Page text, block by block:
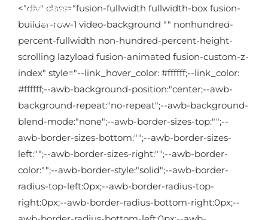
Kihagyás<"div" class="fusion-fullwidth fullwidth-box fusion-
builder-row-1 video-background "" nonhundred-
percent-fullwidth non-hundred-percent-height-
scrolling lazyload fusion-animated fusion-custom-z-
index" style="--link_hover_color: #ffffff;--link_color:
#ffffff;--awb-background-position:"center;--awb-
background-repeat:"no-repeat";--awb-background-
blend-mode:"none";--awb-border-sizes-top:"";--
awb-border-sizes-bottom:"";--awb-border-sizes-
left:"";--awb-border-sizes-right:"";--awb-border-
color:"";--awb-border-style:"solid";--awb-border-
radius-top-left:0px;--awb-border-radius-top-
right:0px;--awb-border-radius-bottom-right:0px;--